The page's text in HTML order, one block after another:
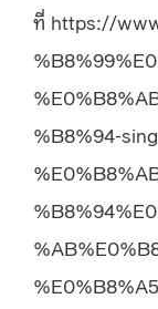
ที่ https://
%B8%94-